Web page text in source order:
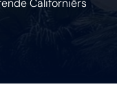
Californiërs